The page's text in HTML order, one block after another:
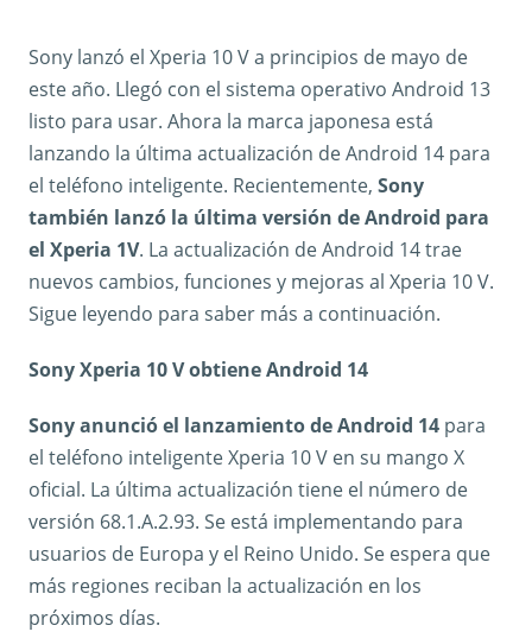
Sony lanzó el Xperia 10 V a principios de mayo de
este año. Llegó con el sistema operativo Android 13
listo para usar. Ahora la marca japonesa está
lanzando la última actualización de Android 14 para
el teléfono inteligente. Recientemente, Sony
también lanzó la última versión de Android para
el Xperia 1V. La actualización de Android 14 trae
nuevos cambios, funciones y mejoras al Xperia 10 V.
Sigue leyendo para saber más a continuación.
Sony Xperia 10 V obtiene Android 14
Sony anunció el lanzamiento de Android 14 para
el teléfono inteligente Xperia 10 V en su mango X
oficial. La última actualización tiene el número de
versión 68.1.A.2.93. Se está implementando para
usuarios de Europa y el Reino Unido. Se espera que
más regiones reciban la actualización en los
próximos días.